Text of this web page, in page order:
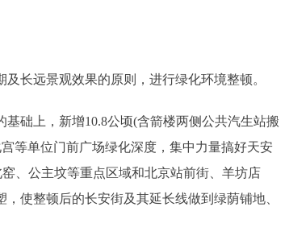
长远景观效果的原则，进行绿化环境整顿。
础上，新增10.8公顷(含箭楼两侧公共汽生站搬
等单位门前广场绿化深度，集中力量搞好天安
、公主坟等重点区域和北京站前街、羊坊店
使整顿后的长安街及其延长线做到绿荫铺地、